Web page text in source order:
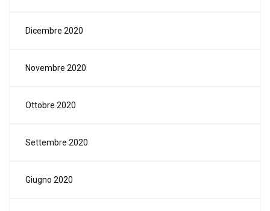
Dicembre 2020
Novembre 2020
Ottobre 2020
Settembre 2020
Giugno 2020